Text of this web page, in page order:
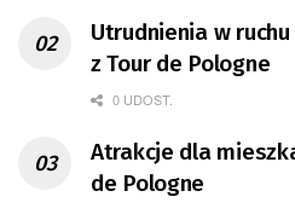
Utrudnienia w
z Tour de Pologne
0 UDOST.
Atrakcje dla
de Pologne